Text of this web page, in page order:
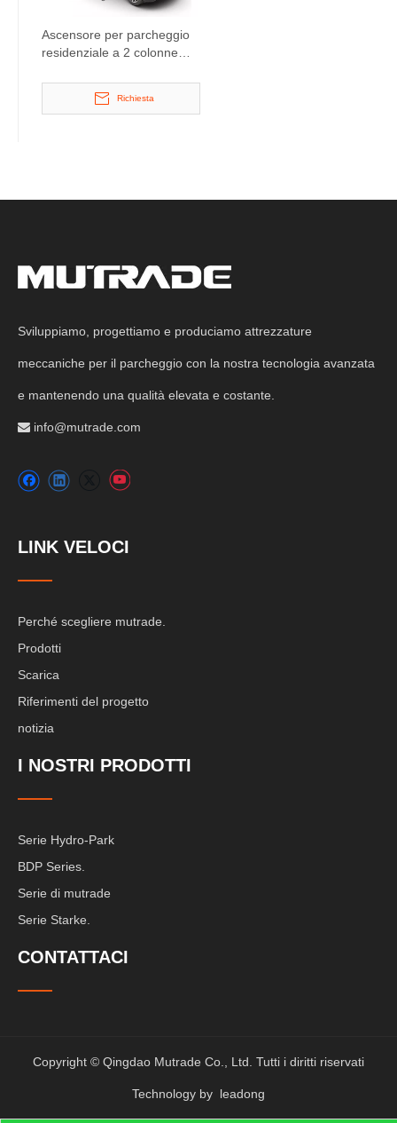
Ascensore per parcheggio
residenziale a 2 colonne
approvato CE
Richiesta
Sviluppiamo, progettiamo e produciamo attrezzature
meccaniche per il parcheggio con la nostra tecnologia avanzata
e mantenendo una qualità elevata e costante.
 info@mutrade.com
LINK VELOCI
Perché scegliere mutrade.
Prodotti
Scarica
Riferimenti del progetto
notizia
I NOSTRI PRODOTTI
Serie Hydro-Park
BDP Series.
Serie di mutrade
Serie Starke.
CONTATTACI
Copyright © Qingdao Mutrade Co., Ltd. Tutti i diritti riservati
Technology by leadong